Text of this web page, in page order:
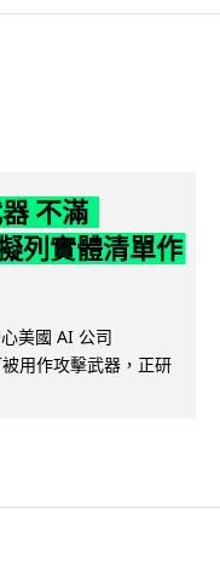
不滿
列實體清單作
美國 AI 公司
用作攻擊武器，正研